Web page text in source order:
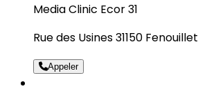
Media Clinic Ecor 31
Rue des Usines 31150 Fenouillet
Appeler